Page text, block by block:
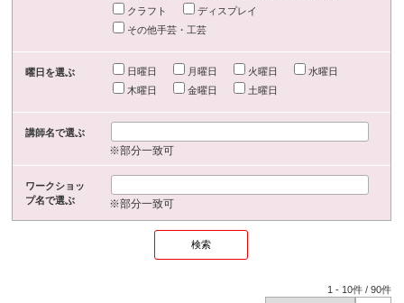
クラフト
ディスプレイ
その他手芸・工芸
曜日を選ぶ 日曜日 月曜日 火曜日
水曜日
木曜日
金曜日 土曜日
講師名で選ぶ
※部分一致可
ワークショッ
プ名で選ぶ
※部分一致可
1 - 10件 /90件